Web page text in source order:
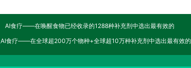
AI食疗——在唤醒食物已经收录的1288种补充剂中选出最有效的
AI食疗——在全球超200万个物种+全球超10万种补充剂中选出最有效的